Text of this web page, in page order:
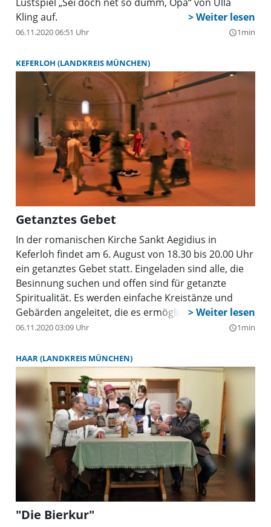
Kling auf.
06.11.2020 06:51 Uhr query_builder1min
KEFERLOH (LANDKREIS MÜNCHEN)
Getanztes Gebet
In der romanischen Kirche Sankt Aegidius in
Keferloh findet am 6. August von 18.30 bis 20.00 Uhr
ein getanztes Gebet statt. Eingeladen sind alle, die
Besinnung suchen und offen sind für getanzte
Spiritualität. Es werden einfache Kreistänze und
Gebärden angeleitet, die es ermöglichen, zur Ruhe
zu kommen und mit Gott in Verbindung zu treten.
mitbringen. Den Abend gestalten Birgit Filipiak-
Pittroff und Petra Strazdins, die das monatlich
stattfindende Meditative Tanzen in St Magdalena,
Ottobrunn, leiten. Es ist keine Anmeldung nötig.
06.11.2020 03:09 Uhr query_builder1min
HAAR (LANDKREIS MÜNCHEN)
"Die Bierkur"